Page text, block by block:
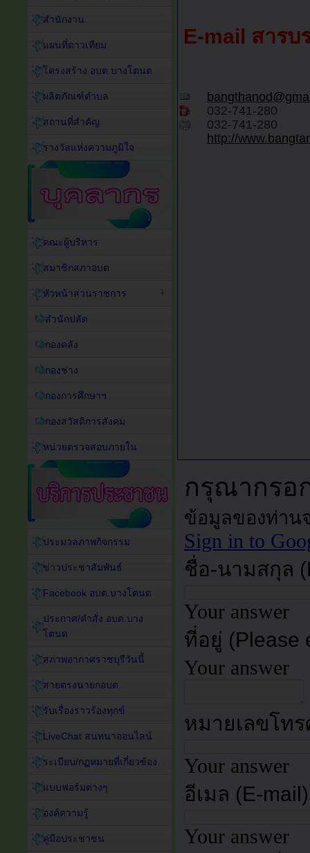
E-mail สาร
032-741-280
032-741-280
http://
สำนักงาน
แผนที่ดาวเทียม
โครงสร้าง อบต.บางโตนด
ผลิตภัณฑ์ตำบล
สถานที่สำคัญ
รางวัลแห่งความภูมิใจ
คณะผู้บริหาร
สมาชิกสภาอบต
หัวหน้าส่วนราชการ
สำนักปลัด
กองคลัง
กองช่าง
กองการศึกษาฯ
กองสวัสดิการสังคม
หน่วยตรวจสอบภายใน
ประมวลภาพกิจกรรม
ข่าวประชาสัมพันธ์
Facebook อบต.บางโตนด
ประกาศ/คำสั่ง อบต.บาง
โตนด
สภาพอากาศราชบุรีวันนี้
สายตรงนายกอบต
รับเรื่องราวร้องทุกข์
LiveChat สนทนาออนไลน์
ระเบียบ/กฏหมายที่เกี่ยวข้อง
แบบฟอร์มต่างๆ
องค์ความรู้
คู่มือประชาชน